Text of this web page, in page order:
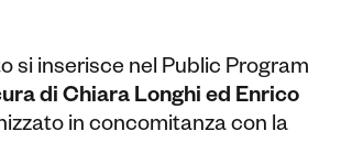
si inserisce nel Public Program
di Chiara Longhi ed Enrico
in concomitanza con la